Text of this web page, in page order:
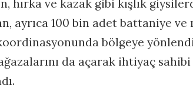
hırka ve kazak gibi kışlık
ayrıca 100 bin adet battaniye
bölgeye
da açarak ihtiyaç